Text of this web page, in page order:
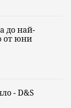
до най-
от юни
- D&S